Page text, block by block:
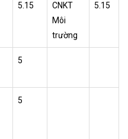
5.15
CNKT
Môi
trường
5.15
5
5